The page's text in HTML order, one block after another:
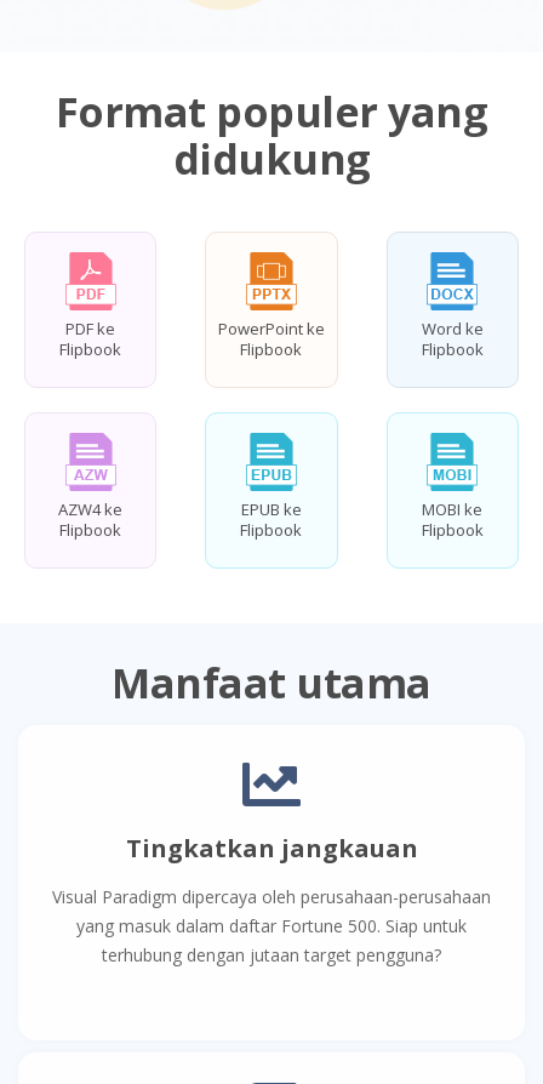
Format populer yang
didukung
PDF ke
Flipbook
PowerPoint ke
Flipbook
Word ke
Flipbook
AZW4 ke
Flipbook
EPUB ke
Flipbook
MOBI ke
Flipbook
Manfaat utama
Tingkatkan jangkauan
Visual Paradigm dipercaya oleh perusahaan-perusahaan
yang masuk dalam daftar Fortune 500. Siap untuk
terhubung dengan jutaan target pengguna?